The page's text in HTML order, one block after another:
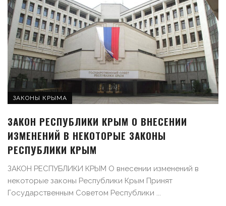
ЗАКОНЫ КРЫМА
ЗАКОН РЕСПУБЛИКИ КРЫМ О ВНЕСЕНИИ
ИЗМЕНЕНИЙ В НЕКОТОРЫЕ ЗАКОНЫ
РЕСПУБЛИКИ КРЫМ
ЗАКОН РЕСПУБЛИКИ КРЫМ О внесении изменений в
некоторые законы Республики Крым Принят
Государственным Советом Республики ...